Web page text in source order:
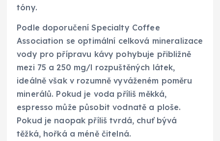
tóny.
Podle doporučení Specialty Coffee
Association se optimální celková mineralizace
vody pro přípravu kávy pohybuje přibližně
mezi 75 a 250 mg/l rozpuštěných látek,
ideálně však v rozumně vyváženém poměru
minerálů. Pokud je voda příliš měkká,
espresso může působit vodnatě a ploše.
Pokud je naopak příliš tvrdá, chuť bývá
těžká, hořká a méně čitelná.